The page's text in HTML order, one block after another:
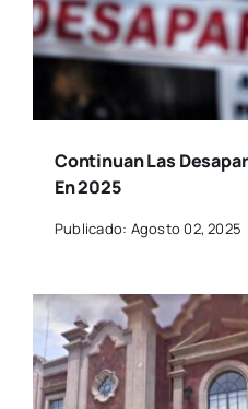
Continuan Las
En 2025
Publicado: Agosto 02, 2025